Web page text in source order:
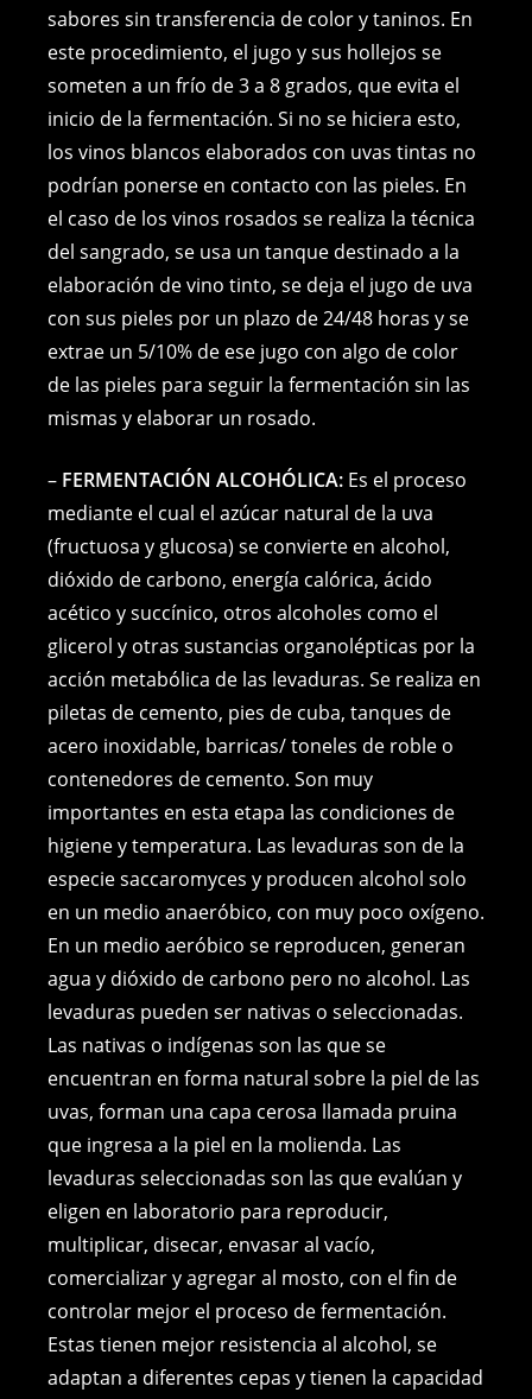
sabores sin transferencia de color y taninos. En
este procedimiento, el jugo y sus hollejos se
someten a un frío de 3 a 8 grados, que evita el
inicio de la fermentación. Si no se hiciera esto,
los vinos blancos elaborados con uvas tintas no
podrían ponerse en contacto con las pieles. En
el caso de los vinos rosados se realiza la técnica
del sangrado, se usa un tanque destinado a la
elaboración de vino tinto, se deja el jugo de uva
con sus pieles por un plazo de 24/48 horas y se
extrae un 5/10% de ese jugo con algo de color
de las pieles para seguir la fermentación sin las
mismas y elaborar un rosado.
– FERMENTACIÓN ALCOHÓLICA: Es el proceso
mediante el cual el azúcar natural de la uva
(fructuosa y glucosa) se convierte en alcohol,
dióxido de carbono, energía calórica, ácido
acético y succínico, otros alcoholes como el
glicerol y otras sustancias organolépticas por la
acción metabólica de las levaduras. Se realiza en
piletas de cemento, pies de cuba, tanques de
acero inoxidable, barricas/ toneles de roble o
contenedores de cemento. Son muy
importantes en esta etapa las condiciones de
higiene y temperatura. Las levaduras son de la
especie saccaromyces y producen alcohol solo
en un medio anaeróbico, con muy poco oxígeno.
En un medio aeróbico se reproducen, generan
agua y dióxido de carbono pero no alcohol. Las
levaduras pueden ser nativas o seleccionadas.
Las nativas o indígenas son las que se
encuentran en forma natural sobre la piel de las
uvas, forman una capa cerosa llamada pruina
que ingresa a la piel en la molienda. Las
levaduras seleccionadas son las que evalúan y
eligen en laboratorio para reproducir,
multiplicar, disecar, envasar al vacío,
comercializar y agregar al mosto, con el fin de
controlar mejor el proceso de fermentación.
Estas tienen mejor resistencia al alcohol, se
adaptan a diferentes cepas y tienen la capacidad